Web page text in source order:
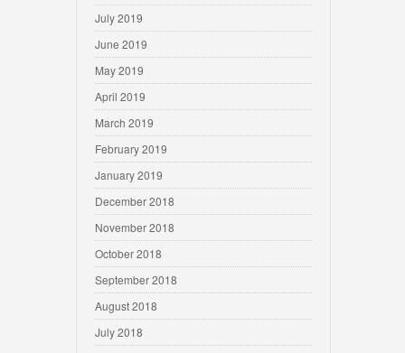
July 2019
June 2019
May 2019
April 2019
March 2019
February 2019
January 2019
December 2018
November 2018
October 2018
September 2018
August 2018
July 2018